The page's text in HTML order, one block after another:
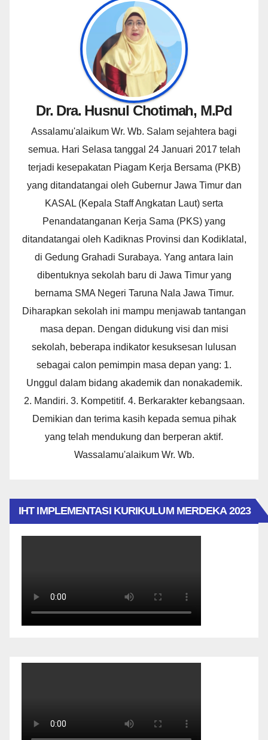
Dr. Dra. Husnul Chotimah, M.Pd
Assalamu'alaikum Wr. Wb. Salam sejahtera bagi
semua. Hari Selasa tanggal 24 Januari 2017 telah
terjadi kesepakatan Piagam Kerja Bersama (PKB)
yang ditandatangai oleh Gubernur Jawa Timur dan
KASAL (Kepala Staff Angkatan Laut) serta
Penandatanganan Kerja Sama (PKS) yang
ditandatangai oleh Kadiknas Provinsi dan Kodiklatal,
di Gedung Grahadi Surabaya. Yang antara lain
dibentuknya sekolah baru di Jawa Timur yang
bernama SMA Negeri Taruna Nala Jawa Timur.
Diharapkan sekolah ini mampu menjawab tantangan
masa depan. Dengan didukung visi dan misi
sekolah, beberapa indikator kesuksesan lulusan
sebagai calon pemimpin masa depan yang: 1.
Unggul dalam bidang akademik dan nonakademik.
2. Mandiri. 3. Kompetitif. 4. Berkarakter kebangsaan.
Demikian dan terima kasih kepada semua pihak
yang telah mendukung dan berperan aktif.
Wassalamu'alaikum Wr. Wb.
IHT IMPLEMENTASI KURIKULUM MERDEKA 2023